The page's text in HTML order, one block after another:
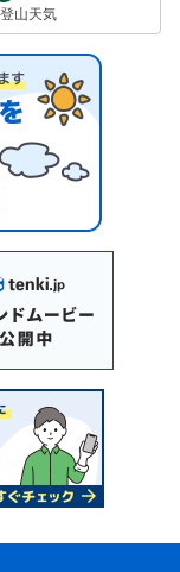
山天気